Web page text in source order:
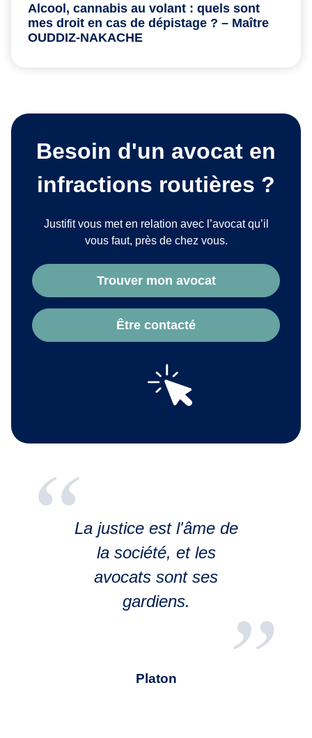
Alcool, cannabis au volant : quels sont
mes droit en cas de dépistage ? – Maître
OUDDIZ-NAKACHE
Besoin d'un avocat en
infractions routières ?
Justifit vous met en relation avec l’avocat qu’il
vous faut, près de chez vous.
Trouver mon avocat
Être contacté
La justice est l'âme de
la société, et les
avocats sont ses
gardiens.
Platon